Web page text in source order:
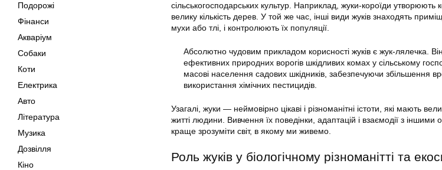
Подорожі
Фінанси
Акваріум
Собаки
Коти
Електрика
Авто
Література
Музика
Дозвілля
Кіно
сільськогосподарських культур. Наприклад, жуки-короїди утворюють
велику кількість дерев. У той же час, інші види жуків знаходять
мухи або тлі, і контролюють їх популяції.
Абсолютно чудовим прикладом корисності жуків є жук-лялечка.
ефективних природних ворогів шкідливих комах у сільському
масові населення садових шкідників, забезпечуючи збільшення
використання хімічних пестицидів.
Узагалі, жуки — неймовірно цікаві і різноманітні істоти, які мають
житті людини. Вивчення їх поведінки, адаптацій і взаємодії з
краще зрозуміти світ, в якому ми живемо.
Роль жуків у біологічному різноманітті та